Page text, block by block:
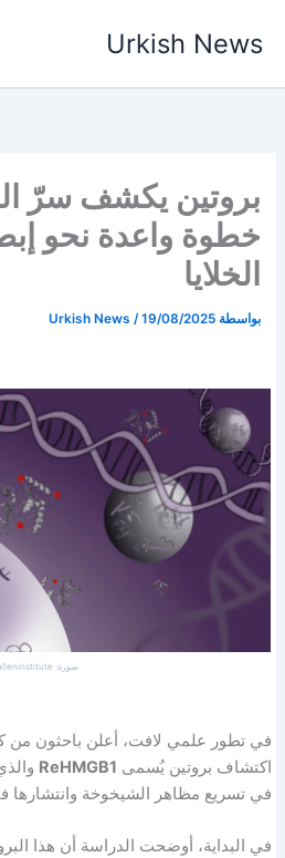
Urkish News
بروتين يكشف سرّ
خطوة واعدة نحو
الخلايا
بواسطة Urkish News /19/08/2025
صورة: alleninstitute
في تطور علمي لافت، أعلن باحثون من
اكتشاف بروتين يُسمى ReHMGB1
في تسريع مظاهر الشيخوخة وانتشارها
في البداية، أوضحت الدراسة أن هذا